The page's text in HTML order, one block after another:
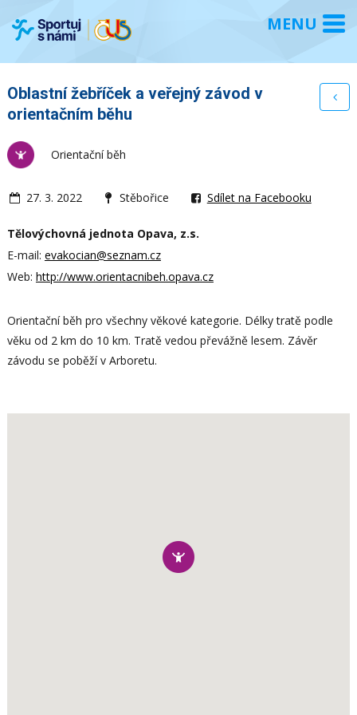
Oblastní žebříček a veřejný závod v
orientačním běhu
Orientační běh
27. 3. 2022 Stěbořice Sdílet na Facebooku
Tělovýchovná jednota Opava, z.s.
E-mail: evakocian@seznam.cz
Web: http://www.orientacnibeh.opava.cz
Orientační běh pro všechny věkové kategorie. Délky tratě podle
věku od 2 km do 10 km. Tratě vedou převážně lesem. Závěr
závodu se poběží v Arboretu.